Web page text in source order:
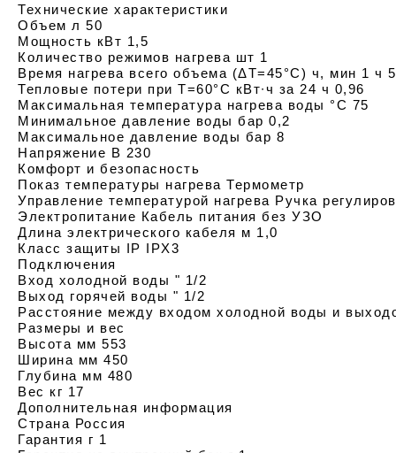
Технические характеристики
Объем л 50
Мощность кВт 1,5
Количество режимов нагрева шт 1
Время нагрева всего объема (ΔT=45°С) ч, мин 1 ч
Тепловые потери при T=60°С кВт∙ч за 24 ч 0,96
Максимальная температура нагрева воды °С 75
Минимальное давление воды бар 0,2
Максимальное давление воды бар 8
Напряжение В 230
Комфорт и безопасность
Показ температуры нагрева Термометр
Управление температурой нагрева Ручка
Электропитание Кабель питания без УЗО
Длина электрического кабеля м 1,0
Класс защиты IP IPX3
Подключения
Вход холодной воды " 1/2
Выход горячей воды " 1/2
Расстояние между входом холодной воды и
Размеры и вес
Высота мм 553
Ширина мм 450
Глубина мм 480
Вес кг 17
Дополнительная информация
Страна Россия
Гарантия г 1